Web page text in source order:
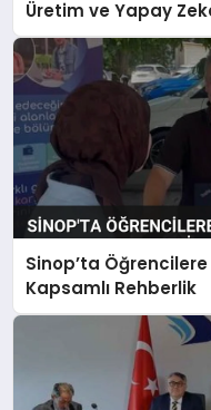
Üretim ve Yapay
Sinop’ta
Kapsamlı Rehberlik